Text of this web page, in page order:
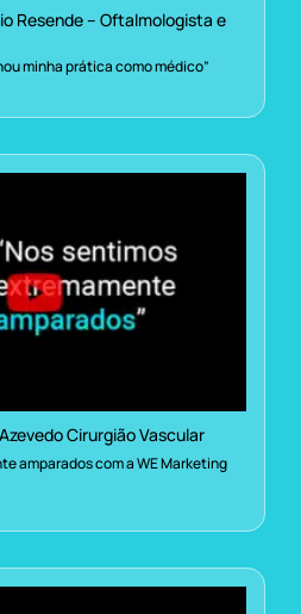
Resende – Oftalmologista e
minha prática como médico”
Cirurgião Vascular
amparados com a WE Marketing